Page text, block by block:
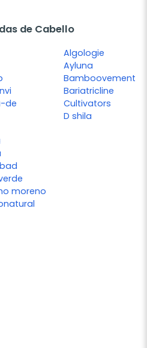
de Cabello
de
Algologie
Ayluna
Bamboovement
Bariatricline
Cultivators
D shila
moreno